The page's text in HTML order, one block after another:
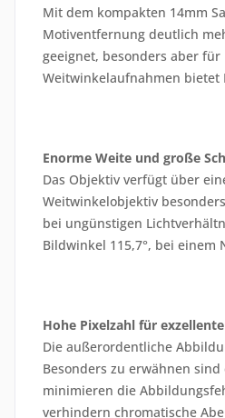
Mit dem kompakten 14mm
Motiventfernung deutlich
geeignet, besonders aber
Weitwinkelaufnahmen bietet
Enorme Weite und große
Das Objektiv verfügt über
Weitwinkelobjektiv
bei ungünstigen
Bildwinkel 115,7°, bei einem
Hohe Pixelzahl für
Die außerordentliche
Besonders zu erwähnen sind
minimieren die
verhindern chromatische